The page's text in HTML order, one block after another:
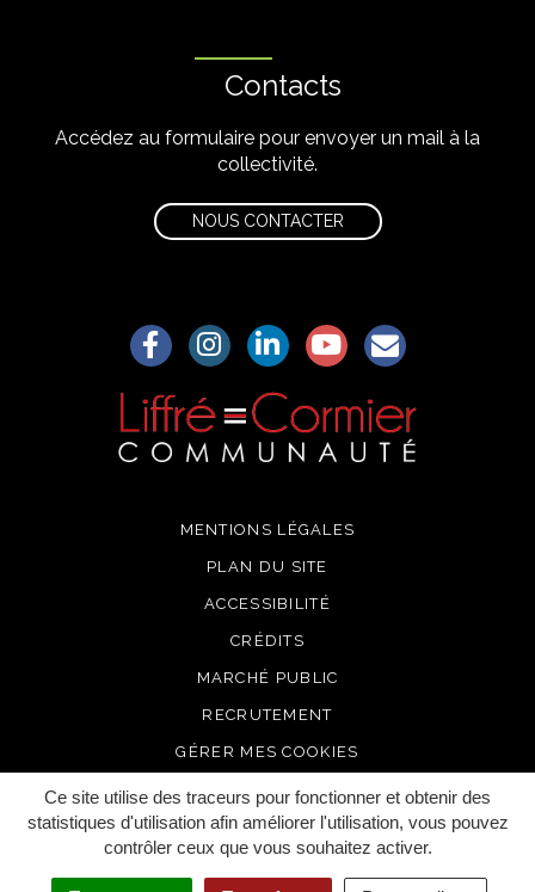
Ce site utilise des traceurs pour fonctionner et obtenir des
statistiques d'utilisation afin améliorer l'utilisation, vous pouvez
contrôler ceux que vous souhaitez activer.
Contacts
Accédez au formulaire pour envoyer un mail à la
collectivité.
NOUS CONTACTER
Lien vers le compte Facebook
Lien vers le compte Instagram
Lien vers le compte Linkedin
Lien vers la chaîne
S'aWonner à
MENTIONS LÉGALES
PLAN DU SITE
ACCESSIBILITÉ
CRÉDITS
MARCHÉ PUBLIC
RECRUTEMENT
GÉRER MES COOKIES